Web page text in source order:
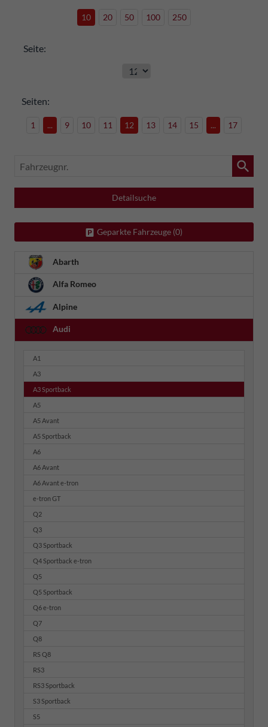
10 20 50 100 250
Seite:
Seiten:
1 ... 9 10 11 12 13 14 15 ... 17
Fahrzeugnr.
Detailsuche
Geparkte Fahrzeuge (0)
Abarth
Alfa Romeo
Alpine
Audi
A1
A3
A3 Sportback
A5
A5 Avant
A5 Sportback
A6
A6 Avant
A6 Avant e-tron
e-tron GT
Q2
Q3
Q3 Sportback
Q4 Sportback e-tron
Q5
Q5 Sportback
Q6 e-tron
Q7
Q8
RS Q8
RS3
RS3 Sportback
S3 Sportback
S5